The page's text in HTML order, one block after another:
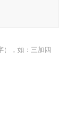
），如：三加四